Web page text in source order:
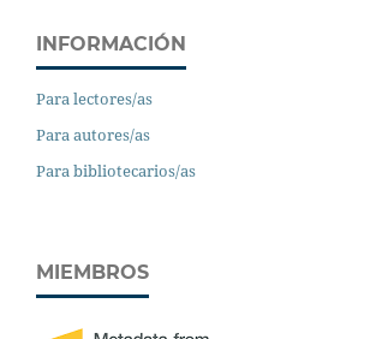
INFORMACIÓN
Para lectores/as
Para autores/as
Para bibliotecarios/as
MIEMBROS